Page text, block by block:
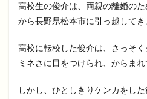
高校生の俊介は、両親の離婚の
から長野県松本市に引っ越してき
高校に転校した俊介は、さっそ
ミネさに目をつけられ、からまれ
しかし、ひとしきりケンカをし